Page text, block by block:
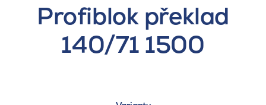
Profiblok překlad
140/71 1500